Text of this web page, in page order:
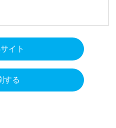
イト
する